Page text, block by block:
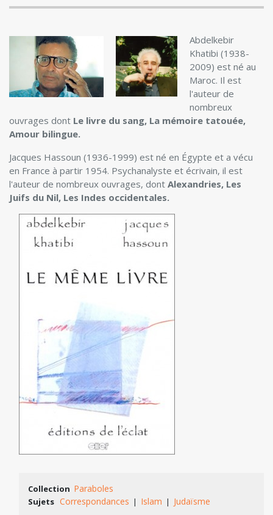
Abdelkebir
Khatibi (1938-
2009) est né au
Maroc. Il est
l'auteur de
nombreux
ouvrages dont Le livre du sang, La mémoire tatouée,
Amour bilingue.
Jacques Hassoun (1936-1999) est né en Égypte et a vécu
en France à partir 1954. Psychanalyste et écrivain, il est
l'auteur de nombreux ouvrages, dont Alexandries, Les
Juifs du Nil, Les Indes occidentales.
Collection Paraboles
Sujets Correspondances | Islam | Judaïsme